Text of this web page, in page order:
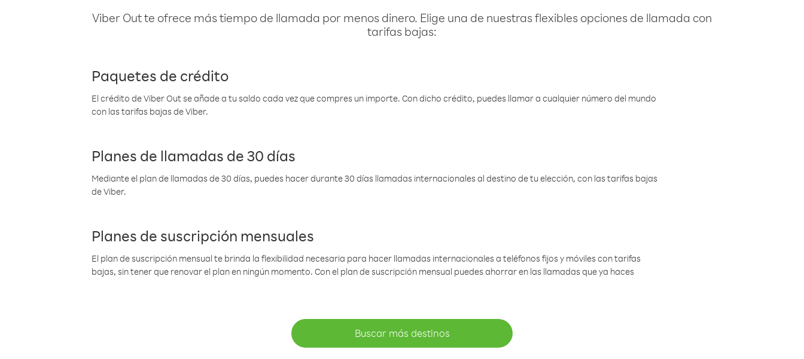
Viber Out te ofrece más tiempo de llamada por menos dinero. Elige una de nuestras flexibles opciones de llamada con
tarifas bajas:
Paquetes de crédito
El crédito de Viber Out se añade a tu saldo cada vez que compres un importe. Con dicho crédito, puedes llamar a cualquier número del mundo
con las tarifas bajas de Viber.
Planes de llamadas de 30 días
Mediante el plan de llamadas de 30 días, puedes hacer durante 30 días llamadas internacionales al destino de tu elección, con las tarifas bajas
de Viber.
Planes de suscripción mensuales
El plan de suscripción mensual te brinda la flexibilidad necesaria para hacer llamadas internacionales a teléfonos fijos y móviles con tarifas
bajas, sin tener que renovar el plan en ningún momento. Con el plan de suscripción mensual puedes ahorrar en las llamadas que ya haces
Buscar más destinos